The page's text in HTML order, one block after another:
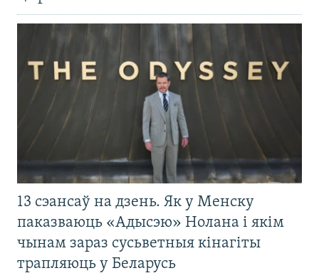
13 сэансаў на дзень. Як у Менску
паказваюць «Адысэю» Нолана і якім
чынам зараз сусьветныя кінагіты
трапляюць у Беларусь